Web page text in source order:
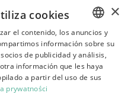
POLISH
BULGARIAN
×
cookies
el contenido, los anuncios y
información sobre su
de publicidad y análisis,
información que les haya
a partir del uso de sus
prywatności